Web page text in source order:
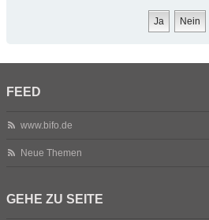
FEED
www.bifo.de
Neue Themen
GEHE ZU SEITE